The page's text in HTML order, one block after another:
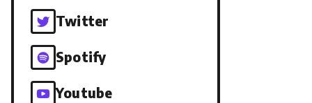
Twitter
Spotify
Youtube